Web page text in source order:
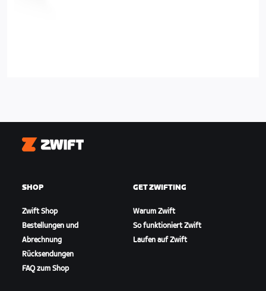
Zwift
SHOP
Zwift Shop
Bestellungen und
Abrechnung
Rücksendungen
FAQ zum Shop
GET ZWIFTING
Warum Zwift
So funktioniert Zwift
Laufen auf Zwift